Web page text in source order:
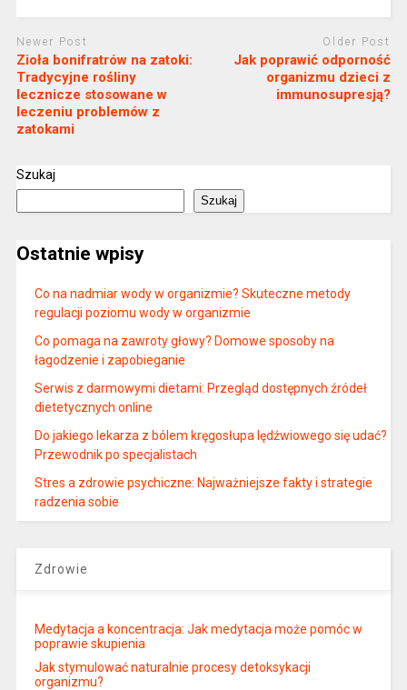
Newer Post
Zioła bonifratrów na zatoki:
Tradycyjne rośliny
lecznicze stosowane w
leczeniu problemów z
zatokami
Older Post
Jak poprawić odporność
organizmu dzieci z
immunosupresją?
Szukaj
Szukaj
Ostatnie wpisy
Co na nadmiar wody w organizmie? Skuteczne metody
regulacji poziomu wody w organizmie
Co pomaga na zawroty głowy? Domowe sposoby na
łagodzenie i zapobieganie
Serwis z darmowymi dietami: Przegląd dostępnych źródeł
dietetycznych online
Do jakiego lekarza z bólem kręgosłupa lędźwiowego się udać?
Przewodnik po specjalistach
Stres a zdrowie psychiczne: Najważniejsze fakty i strategie
radzenia sobie
Zdrowie
Medytacja a koncentracja: Jak medytacja może pomóc w
poprawie skupienia
Jak stymulować naturalnie procesy detoksykacji
organizmu?